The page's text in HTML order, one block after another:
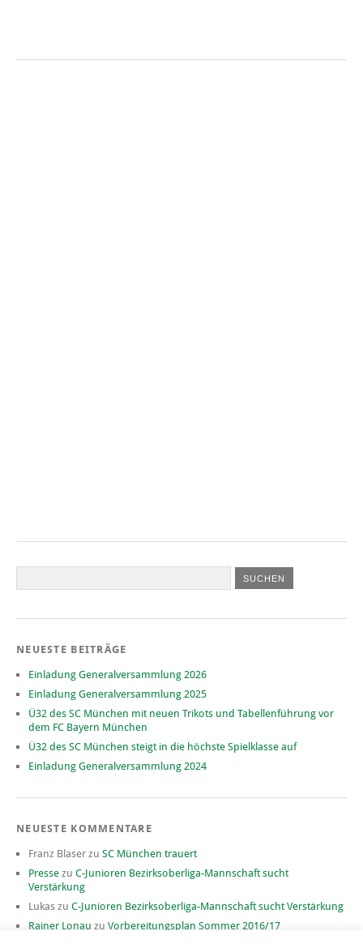
NEUESTE BEITRÄGE
Einladung Generalversammlung 2026
Einladung Generalversammlung 2025
Ü32 des SC München mit neuen Trikots und Tabellenführung vor
dem FC Bayern München
Ü32 des SC München steigt in die höchste Spielklasse auf
Einladung Generalversammlung 2024
NEUESTE KOMMENTARE
Franz Blaser zu SC München trauert
Presse zu C-Junioren Bezirksoberliga-Mannschaft sucht
Verstärkung
Lukas zu C-Junioren Bezirksoberliga-Mannschaft sucht Verstärkung
Rainer Lonau zu Vorbereitungsplan Sommer 2016/17